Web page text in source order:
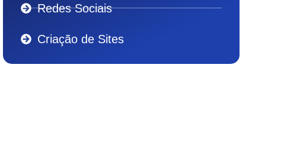
Redes Sociais
Criação de Sites